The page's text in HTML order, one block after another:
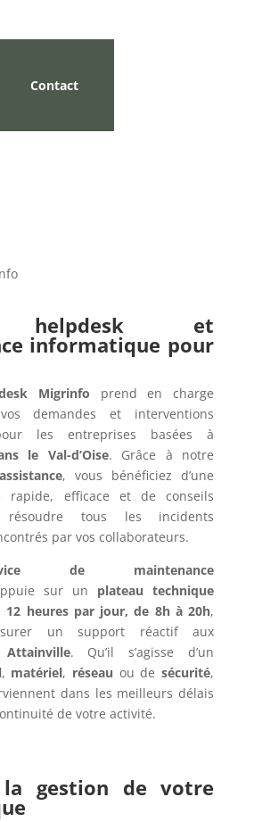
Contact
helpdesk et
informatique pour
Migrinfo prend en charge
demandes et interventions
les entreprises basées à
le Val-d’Oise. Grâce à notre
, vous bénéficiez d’une
rapide, efficace et de conseils
résoudre tous les incidents
par vos collaborateurs.
de maintenance
sur un plateau technique
12 heures par jour, de 8h à 20h,
un support réactif aux
Attainville. Qu’il s’agisse d’un
, matériel, réseau ou desécurité,
dans les meilleurs délais
de votre activité.
la gestion de votre